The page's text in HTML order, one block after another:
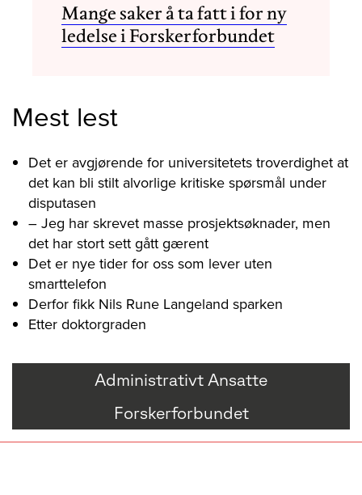
Mange saker å ta fatt i for ny
ledelse i Forskerforbundet
Mest lest
Det er avgjørende for universitetets troverdighet at
det kan bli stilt alvorlige kritiske spørsmål under
disputasen
– Jeg har skrevet masse prosjektsøknader, men
det har stort sett gått gærent
Det er nye tider for oss som lever uten
smarttelefon
Derfor fikk Nils Rune Langeland sparken
Etter doktorgraden
Administrativt Ansatte
Forskerforbundet